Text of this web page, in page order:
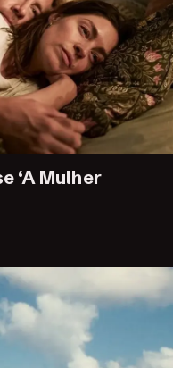
‘A Mulher